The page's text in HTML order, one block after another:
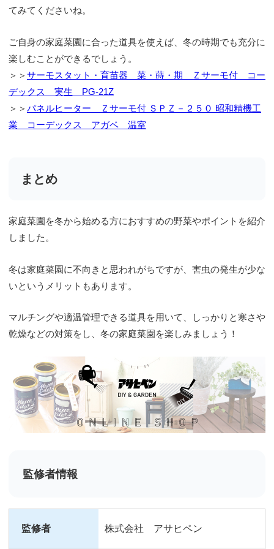
てみてくださいね。
ご自身の家庭菜園に合った道具を使えば、冬の時期でも充分に
楽しむことができるでしょう。
＞＞ サーモスタット・育苗器 菜・蒔・期 Ｚサーモ付 コー
デックス 実生 PG-21Z
＞＞ パネルヒーター Ｚサーモ付 ＳＰＺ－２５０ 昭和精機工
業 コーデックス アガベ 温室
まとめ
家庭菜園を冬から始める方におすすめの野菜やポイントを紹介
しました。
冬は家庭菜園に不向きと思われがちですが、害虫の発生が少な
いというメリットもあります。
マルチングや適温管理できる道具を用いて、しっかりと寒さや
乾燥などの対策をし、冬の家庭菜園を楽しみましょう！
監修者情報
監修者 株式会社 アサヒペン